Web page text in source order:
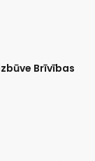
Brīvības